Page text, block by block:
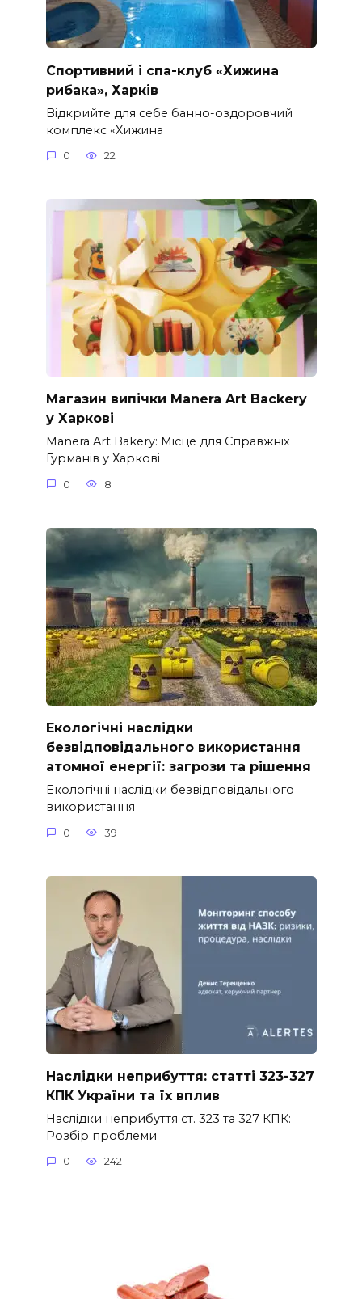
Спортивний і спа-клуб «Хижина
рибака», Харків
Відкрийте для себе банно-оздоровчий
комплекс «Хижина
0 22
Магазин випічки Manera Art Backery
у Харкові
Manera Art Bakery: Місце для Справжніх
Гурманів у Харкові
0 8
Екологічні наслідки
безвідповідального використання
атомної енергії: загрози та рішення
Екологічні наслідки безвідповідального
використання
0 39
Наслідки неприбуття: статті 323-327
КПК України та їх вплив
Наслідки неприбуття ст. 323 та 327 КПК:
Розбір проблеми
0 242